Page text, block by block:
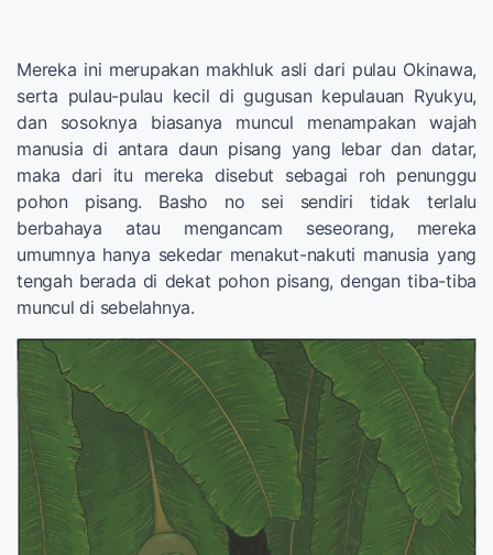
Mereka ini merupakan makhluk asli dari pulau Okinawa,
serta pulau-pulau kecil di gugusan kepulauan Ryukyu,
dan sosoknya biasanya muncul menampakan wajah
manusia di antara daun pisang yang lebar dan datar,
maka dari itu mereka disebut sebagai roh penunggu
pohon pisang. Basho no sei sendiri tidak terlalu
berbahaya atau mengancam seseorang, mereka
umumnya hanya sekedar menakut-nakuti manusia yang
tengah berada di dekat pohon pisang, dengan tiba-tiba
muncul di sebelahnya.